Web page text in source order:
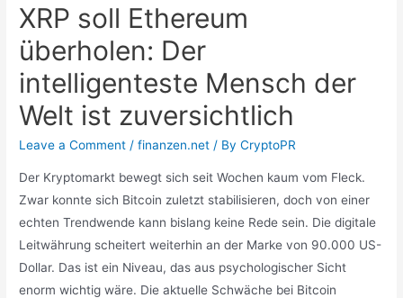
XRP soll Ethereum
überholen: Der
intelligenteste Mensch der
Welt ist zuversichtlich
Leave a Comment /finanzen.net / ByCryptoPR
Der Kryptomarkt bewegt sich seit Wochen kaum vom Fleck.
Zwar konnte sich Bitcoin zuletzt stabilisieren, doch von einer
echten Trendwende kann bislang keine Rede sein. Die digitale
Leitwährung scheitert weiterhin an der Marke von 90.000 US-
Dollar. Das ist ein Niveau, das aus psychologischer Sicht
enorm wichtig wäre. Die aktuelle Schwäche bei Bitcoin